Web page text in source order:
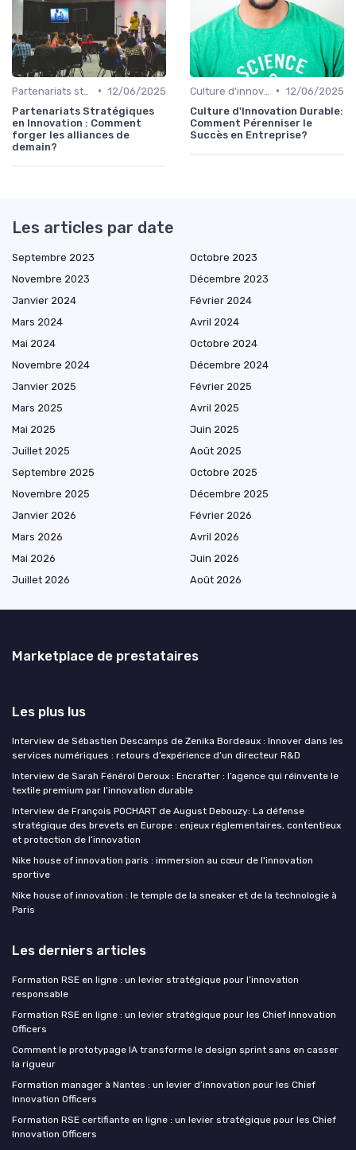
• 12/06/2025
Partenariats Stratégiques
en Innovation : Comment
forger les alliances de
demain?
• 12/06/2025
Culture d'Innovation Durable:
Comment Pérenniser le
Succès en Entreprise?
Les articles par date
Septembre 2023
Octobre 2023
Novembre 2023
Décembre 2023
Janvier 2024
Février 2024
Mars 2024
Avril 2024
Mai 2024
Octobre 2024
Novembre 2024
Décembre 2024
Janvier 2025
Février 2025
Mars 2025
Avril 2025
Mai 2025
Juin 2025
Juillet 2025
Août 2025
Septembre 2025
Octobre 2025
Novembre 2025
Décembre 2025
Janvier 2026
Février 2026
Mars 2026
Avril 2026
Mai 2026
Juin 2026
Juillet 2026
Août 2026
Marketplace de prestataires
Les plus lus
Interview de Sébastien Descamps de Zenika Bordeaux : Innover dans les
services numériques : retours d’expérience d’un directeur R&D
Interview de Sarah Fénérol Deroux : Encrafter : l’agence qui réinvente le
textile premium par l’innovation durable
Interview de François POCHART de August Debouzy: La défense
stratégique des brevets en Europe : enjeux réglementaires, contentieux
et protection de l’innovation
Nike house of innovation paris : immersion au cœur de l'innovation
sportive
Nike house of innovation : le temple de la sneaker et de la technologie à
Paris
Les derniers articles
Formation RSE en ligne : un levier stratégique pour l’innovation
responsable
Formation RSE en ligne : un levier stratégique pour les Chief Innovation
Officers
Comment le prototypage IA transforme le design sprint sans en casser
la rigueur
Formation manager à Nantes : un levier d’innovation pour les Chief
Innovation Officers
Formation RSE certifiante en ligne : un levier stratégique pour les Chief
Innovation Officers